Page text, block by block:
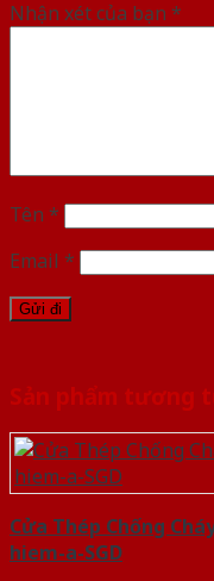
Nhận xét của bạn *
Tên *
Email *
Sản phẩm tương
Cửa Thép Chống
hiem-a-SGD